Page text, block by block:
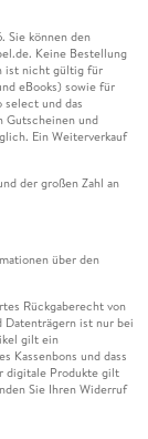
Sie können den
Keine Bestellung
ist nicht gültig für
eBooks) sowie für
select und das
Gutscheinen und
Ein Weiterverkauf
der großen Zahl an
über den
Rückgaberecht von
Datenträgern ist nur bei
gilt ein
Kassenbons und dass
digitale Produkte gilt
Sie Ihren Widerruf